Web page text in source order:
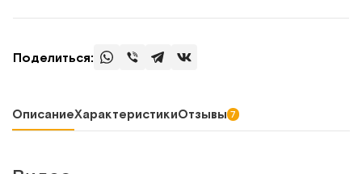
Поделиться:
ОписаниеХарактеристикиОтзывы 7